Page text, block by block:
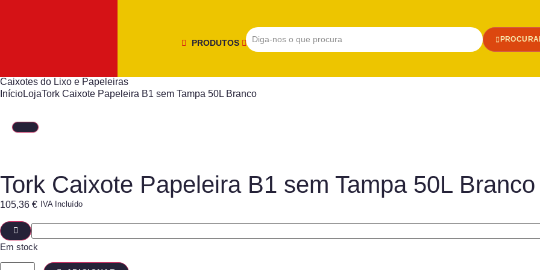
PRODUTOS
Caixotes do Lixo e Papeleiras
InícioLojaTork Caixote Papeleira B1 sem Tampa 50L Branco
Tork Caixote Papeleira B1 sem Tampa 50L Branco
105,36 € IVA Incluído
Em stock